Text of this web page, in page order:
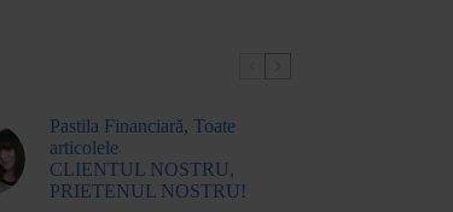
Pastila Financiară, Toate
articolele
CLIENTUL NOSTRU,
PRIETENUL NOSTRU!